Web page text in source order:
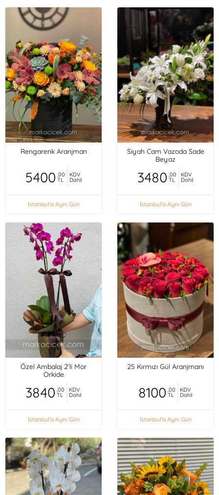
Rengarenk Aranjman
5400 ,00
TL
KDV
Dahil
İstanbul'a Aynı Gün
Siyah Cam Vazoda Sade
Beyaz
3480 ,00
TL
KDV
Dahil
İstanbul'a Aynı Gün
Özel Ambalaj 2'li Mor
Orkide
3840 ,00
TL
KDV
Dahil
İstanbul'a Aynı Gün
25 Kırmızı Gül Aranjmanı
8100 ,00
TL
KDV
Dahil
İstanbul'a Aynı Gün